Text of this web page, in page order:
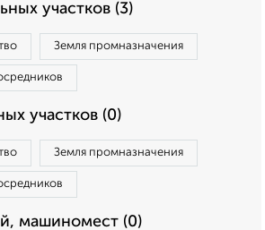
участков (3)
Земля промназначения
участков (0)
Земля промназначения
машиномест (0)